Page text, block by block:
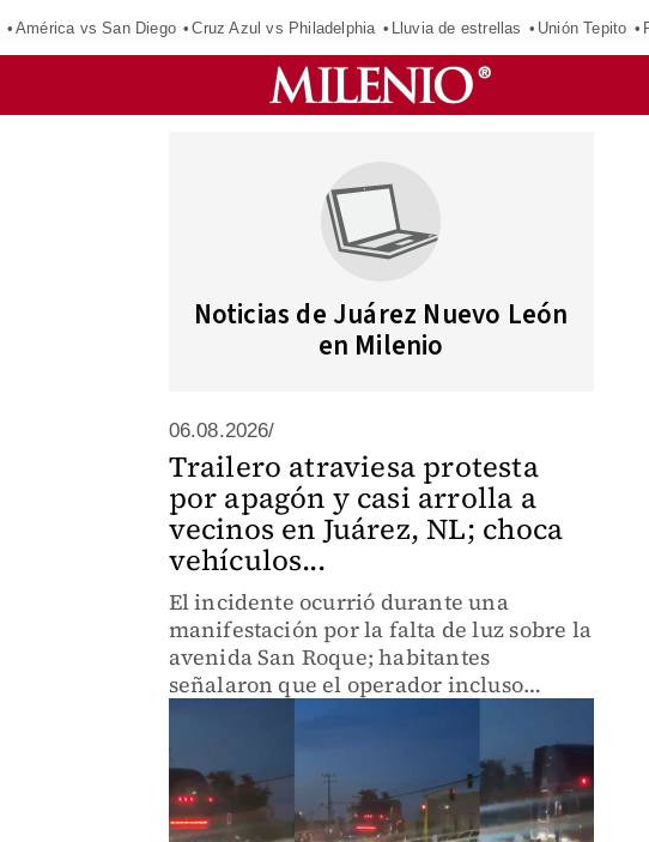
América vs San Diego Cruz Azul vs Philadelphia Lluvia de estrellas Unión Tepito
Noticias de Juárez Nuevo León
en Milenio
06.08.2026/
Trailero atraviesa protesta
por apagón y casi arrolla a
vecinos en Juárez, NL; choca
vehículos...
El incidente ocurrió durante una
manifestación por la falta de luz sobre la
avenida San Roque; habitantes
señalaron que el operador incluso